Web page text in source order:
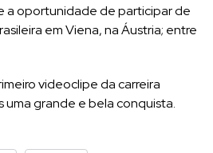
a oportunidade de participar de
em Viena, na Áustria; entre
videoclipe da carreira
uma grande e bela conquista.